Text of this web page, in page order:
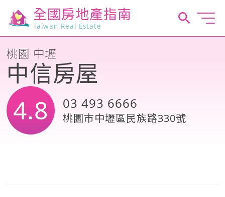
全國房地產指南
Taiwan Real Estate
桃園 中壢
中信房屋
4.8 03 493 6666
桃園市中壢區民族路330號